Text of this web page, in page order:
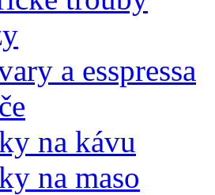
a esspressa
na kávu
na maso